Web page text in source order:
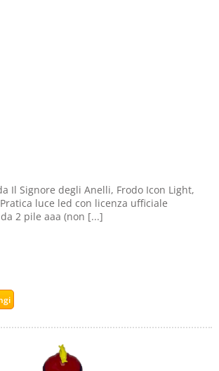
Il Signore degli Anelli, Frodo Icon Light,
luce led con licenza ufficiale
2 pile aaa (non [...]